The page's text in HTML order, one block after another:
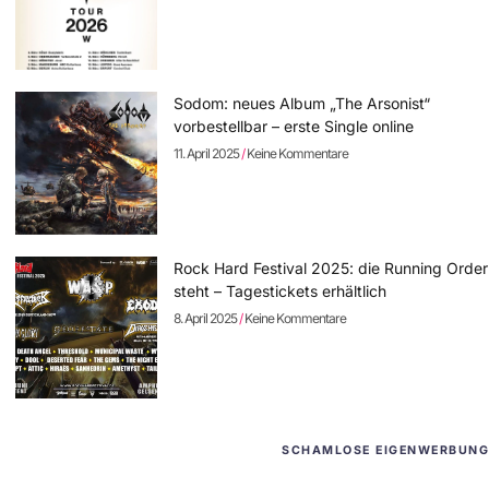
Sodom: neues Album „The Arsonist“
vorbestellbar – erste Single online
11. April 2025 Keine Kommentare
Rock Hard Festival 2025: die Running Order
steht – Tagestickets erhältlich
8. April 2025 Keine Kommentare
SCHAMLOSE EIGENWERBUNG